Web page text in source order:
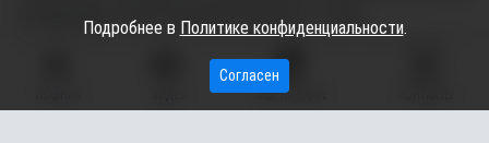
оптимизации и проектирования передач, а также
альтернативную теорию кинематического формообразования,
С 1964 года Дмитрий Тихонович увлёкся компьютерными
МЫ НА КАРТЕ
Подробнее в Политике конфиденциальности.
Согласен